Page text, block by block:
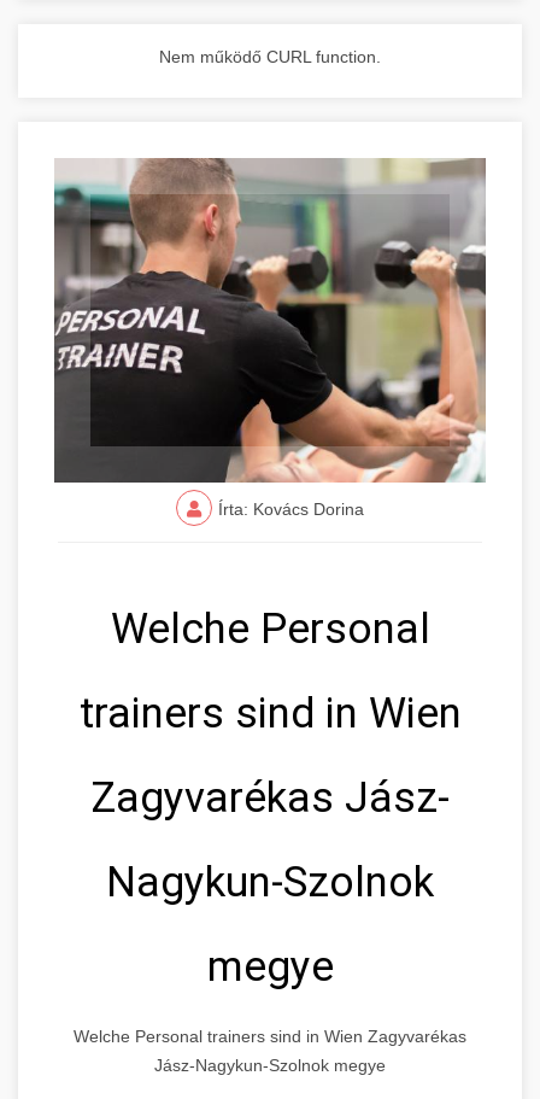
Nem működő CURL function.
Írta: Kovács Dorina
Welche Personal
trainers sind in Wien
Zagyvarékas Jász-
Nagykun-Szolnok
megye
Welche Personal trainers sind in Wien Zagyvarékas
Jász-Nagykun-Szolnok megye